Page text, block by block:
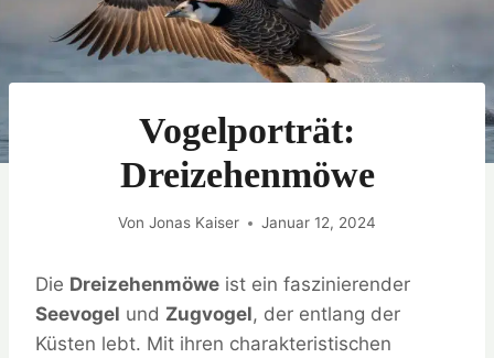
Vogelporträt:
Dreizehenmöwe
Von Jonas Kaiser Januar 12, 2024
Die Dreizehenmöwe ist ein faszinierender
Seevogel und Zugvogel, der entlang der
Küsten lebt. Mit ihren charakteristischen